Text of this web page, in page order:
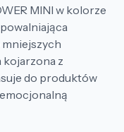
MINI w kolorze
mniejszych
z
do produktów